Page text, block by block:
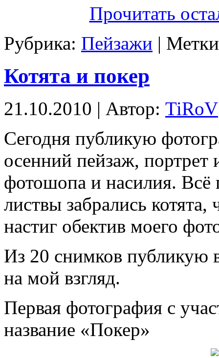
Прочитать
Рубрика: Пейзажи |
Котята и покер
21.10.2010 | Автор: TiRoV
Сегодня публикую
осенний пейзаж, портрет
фотошопа и насилия. Всё
листвы забрались котята,
настиг обектив моего
Из 20 снимков публикую
на мой взгляд.
Первая фотография с
название «Покер»